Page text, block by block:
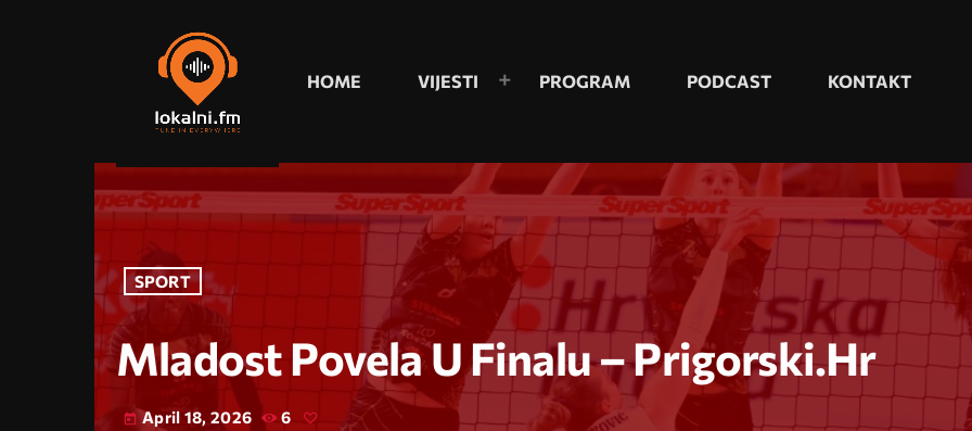
HOME VIJESTI PROGRAM PODCAST KONTAKT
SPORT
Mladost Povela U Finalu – Prigorski.hr
today April 18, 2026 6